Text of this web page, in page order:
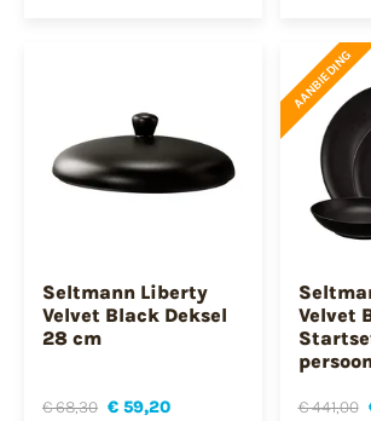
Seltmann Liberty
Velvet Black Deksel
28 cm
€ 68,30 € 59,20
AANBIEDING
Velvet
€ 441,00